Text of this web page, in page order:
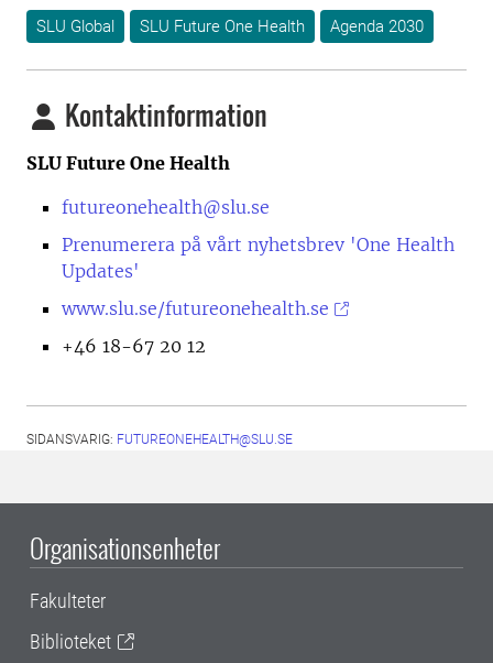
SLU Global SLU Future One Health Agenda 2030
Kontaktinformation
SLU Future One Health
futureonehealth@slu.se
Prenumerera på vårt nyhetsbrev 'One Health
Updates'
www.slu.se/futureonehealth.se
+46 18-67 20 12
SIDANSVARIG: FUTUREONEHEALTH@SLU.SE
Organisationsenheter
Fakulteter
Biblioteket